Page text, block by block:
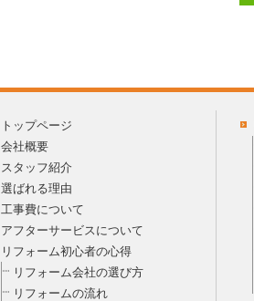
トップページ
会社概要
スタッフ紹介
選ばれる理由
工事費について
アフターサービスについて
リフォーム初心者の心得
リフォーム会社の選び方
リフォームの流れ